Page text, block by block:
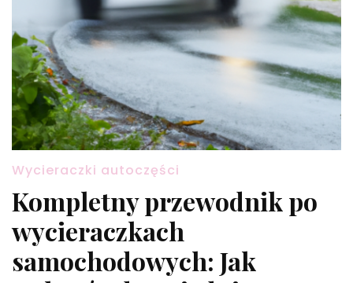
Wycieraczki autoczęści
Kompletny przewodnik po
wycieraczkach
samochodowych: Jak